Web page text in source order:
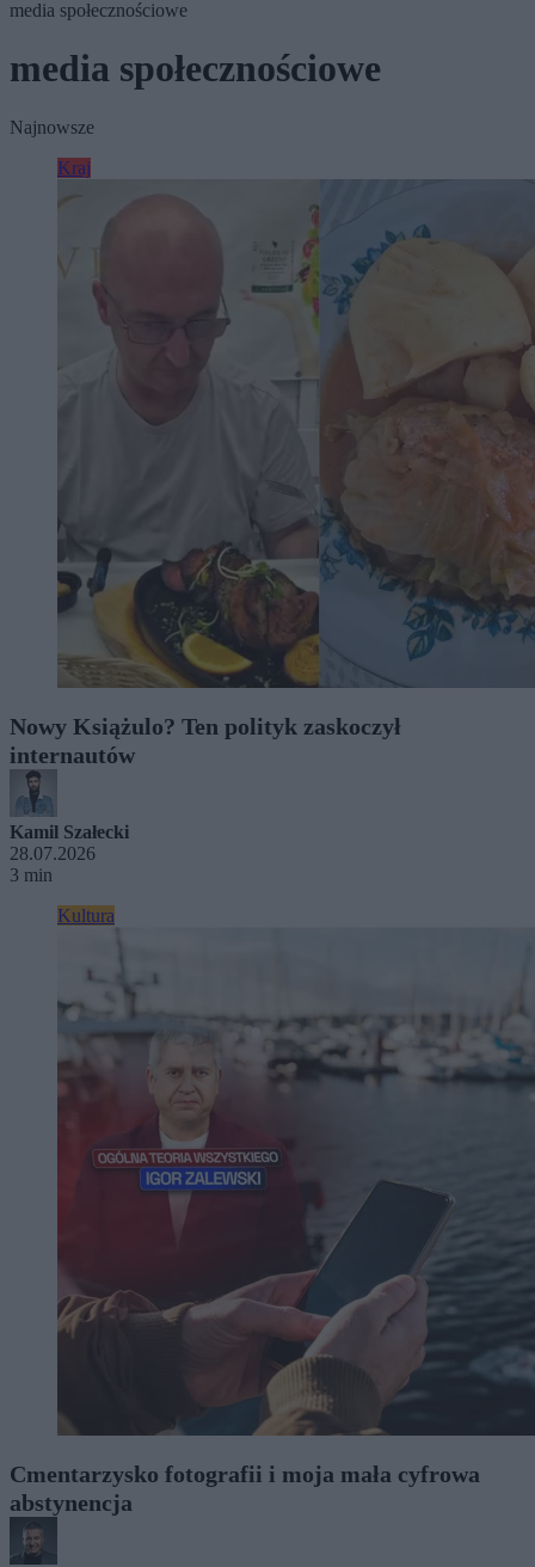
media społecznościowe
media społecznościowe
Najnowsze
Kraj
Nowy Książulo? Ten polityk zaskoczył
internautów
Kamil Szałecki
28.07.2026
3 min
Kultura
Cmentarzysko fotografii i moja mała cyfrowa
abstynencja